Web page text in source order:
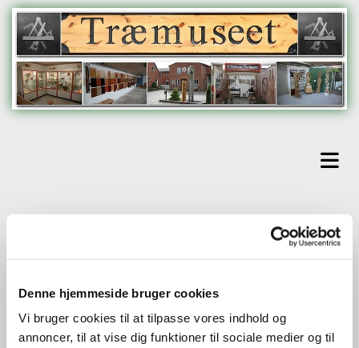
Denne hjemmeside bruger cookies
Vi bruger cookies til at tilpasse vores indhold og
annoncer, til at vise dig funktioner til sociale medier og til
Åbningstider
Åbningstider
Alle Tirsdage 10:00- 15:00